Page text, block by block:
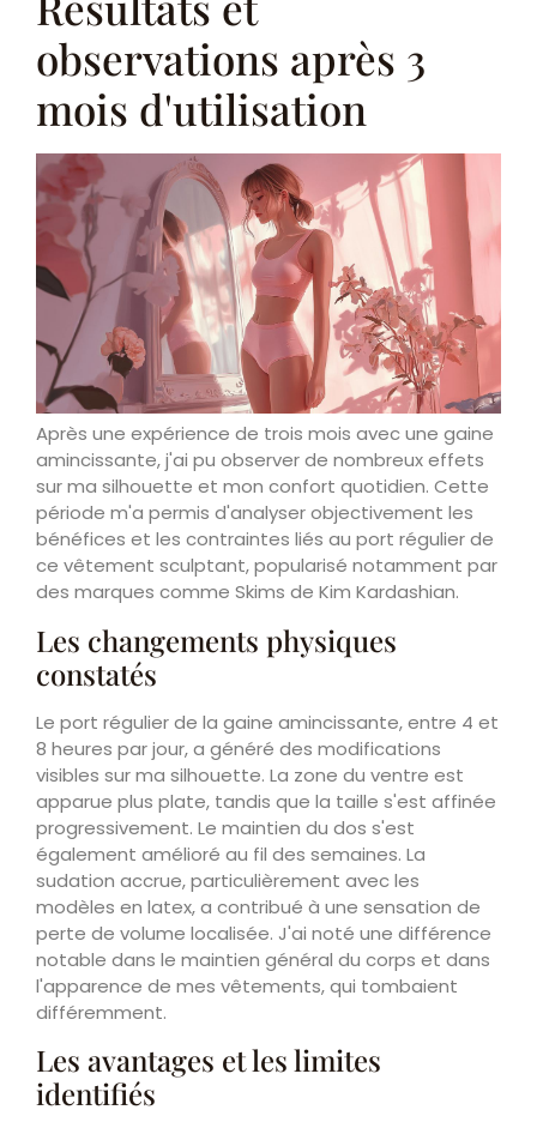
observations après 3
mois d'utilisation
Après une expérience de trois mois avec une gaine
amincissante, j'ai pu observer de nombreux effets
sur ma silhouette et mon confort quotidien. Cette
période m'a permis d'analyser objectivement les
bénéfices et les contraintes liés au port régulier de
ce vêtement sculptant, popularisé notamment par
des marques comme Skims de Kim Kardashian.
Les changements physiques
constatés
Le port régulier de la gaine amincissante, entre 4 et
8 heures par jour, a généré des modifications
visibles sur ma silhouette. La zone du ventre est
apparue plus plate, tandis que la taille s'est affinée
progressivement. Le maintien du dos s'est
également amélioré au fil des semaines. La
sudation accrue, particulièrement avec les
modèles en latex, a contribué à une sensation de
perte de volume localisée. J'ai noté une différence
notable dans le maintien général du corps et dans
l'apparence de mes vêtements, qui tombaient
différemment.
Les avantages et les limites
identifiés